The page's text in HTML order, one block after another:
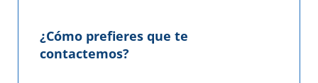
¿Cómo prefieres que te
contactemos?